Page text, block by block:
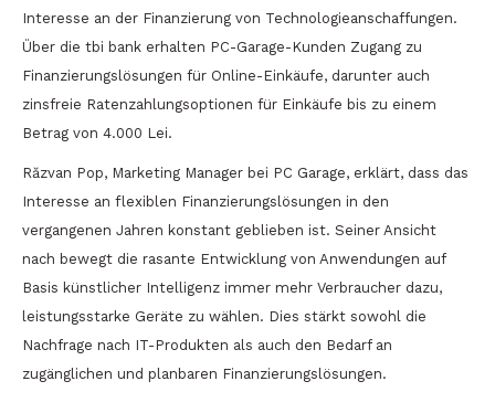
Interesse an der Finanzierung von Technologieanschaffungen.
Über die tbi bank erhalten PC-Garage-Kunden Zugang zu
Finanzierungslösungen für Online-Einkäufe, darunter auch
zinsfreie Ratenzahlungsoptionen für Einkäufe bis zu einem
Betrag von 4.000 Lei.
Răzvan Pop, Marketing Manager bei PC Garage, erklärt, dass das
Interesse an flexiblen Finanzierungslösungen in den
vergangenen Jahren konstant geblieben ist. Seiner Ansicht
nach bewegt die rasante Entwicklung von Anwendungen auf
Basis künstlicher Intelligenz immer mehr Verbraucher dazu,
leistungsstarke Geräte zu wählen. Dies stärkt sowohl die
Nachfrage nach IT-Produkten als auch den Bedarf an
zugänglichen und planbaren Finanzierungslösungen.